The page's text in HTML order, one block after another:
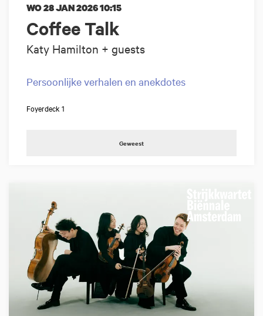
Coffee Talk
Katy Hamilton + guests
WO 28 JAN 202610:15
Persoonlijke verhalen en anekdotes
Foyerdeck 1
Geweest